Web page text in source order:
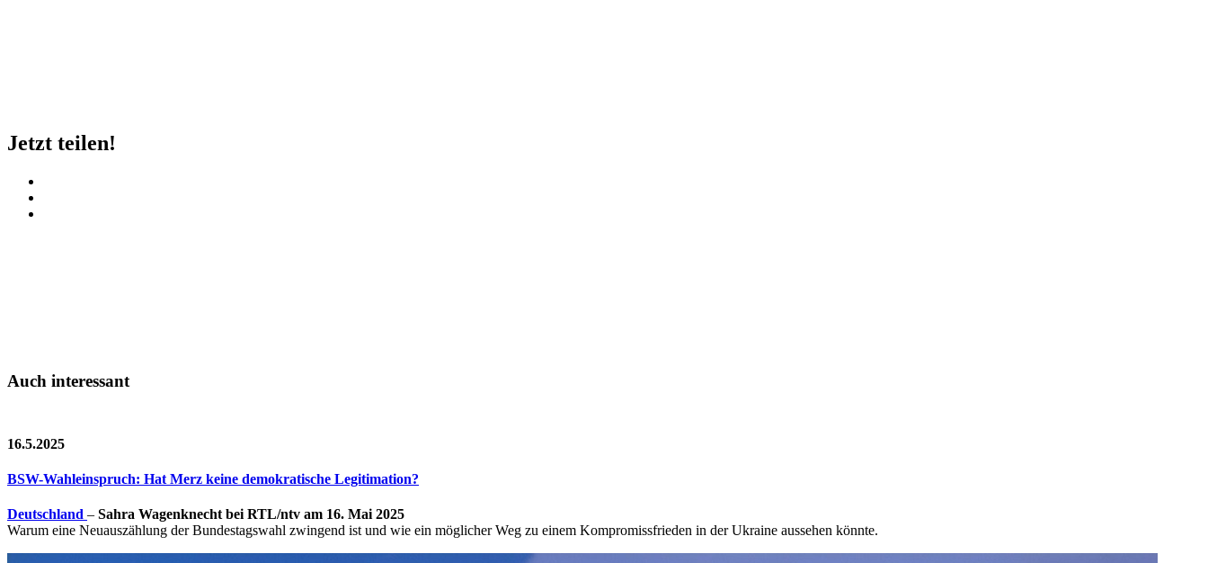
Jetzt teilen!
Auch interessant
16.5.2025
BSW-Wahleinspruch: Hat Merz keine demokratische Legitimation?
Deutschland – Sahra Wagenknecht bei RTL/ntv am 16. Mai 2025
Warum eine Neuauszählung der Bundestagswahl zwingend ist und wie ein möglicher Weg zu einem Kompromissfrieden in der Ukraine aussehen könnte.